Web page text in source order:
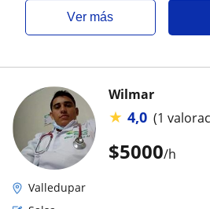
ver más
$5000/h
Wilmar
★ 4,0 (1
Valledupar